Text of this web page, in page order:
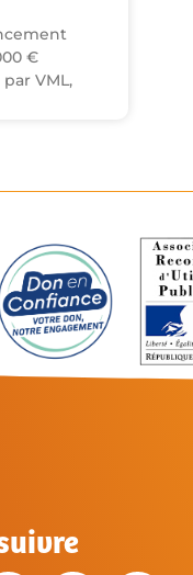
€
VML,